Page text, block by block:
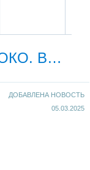
Опрос: НОКО. Вы можете оставить мнение о нашей организации. Наведите камеру Вашего телефона и отсканируйте QR-код.
ДОБАВЛЕНА НОВОСТЬ
05.03.2025